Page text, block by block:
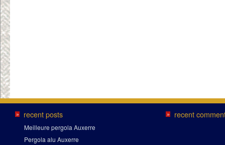
» recent posts
Meilleure pergola Auxerre
Pergola alu Auxerre
» recent